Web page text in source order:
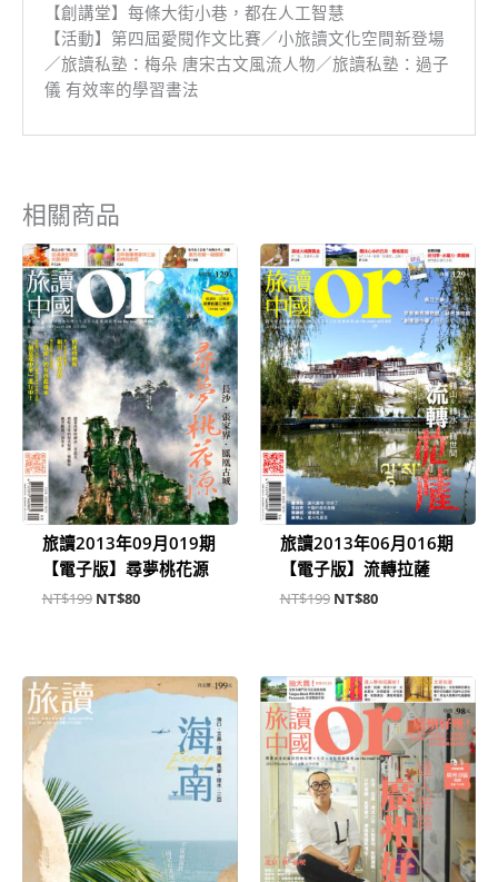
【創講堂】每條大街小巷，都在人工智慧
【活動】第四屆愛閱作文比賽／小旅讀文化空間新登場
／旅讀私塾：梅朵 唐宋古文風流人物／旅讀私塾：過子
儀 有效率的學習書法
相關商品
旅讀2013年09月019期
【電子版】尋夢桃花源
NT$199
原
始
價
格：
NT$199。
NT$80
目
前
價
格：
NT$80。
旅讀2013年06月016期
【電子版】流轉拉薩
NT$199
原
始
價
格：
NT$199。
NT$80
目
前
價
格：
NT$80。
原
始
目
格：
NT$139。
原
始
價
格：
NT$199。
目
前
價
格：
NT$80。